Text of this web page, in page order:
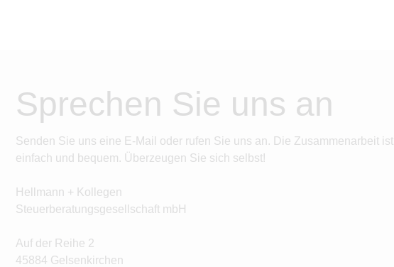
Sprechen Sie uns an
Senden Sie uns eine E-Mail oder rufen Sie uns an. Die Zusammenarbeit ist
einfach und bequem. Überzeugen Sie sich selbst!
Hellmann + Kollegen
Steuerberatungsgesellschaft mbH
Auf der Reihe 2
45884 Gelsenkirchen